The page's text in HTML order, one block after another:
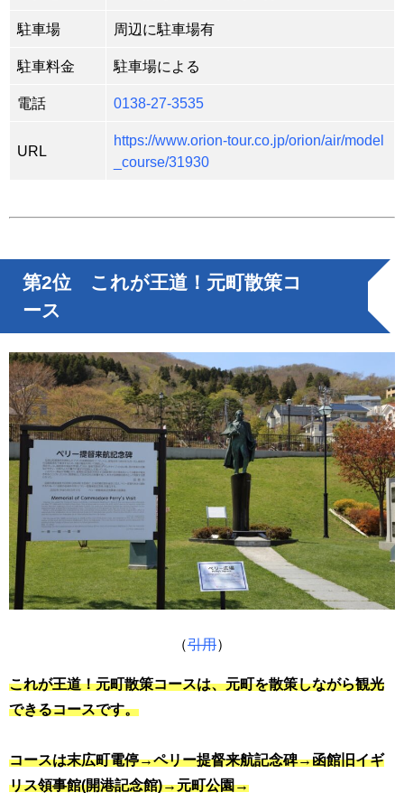
駐車場 周辺に駐車場有
駐車料金 駐車場による
電話 0138-27-3535
URL
https://www.orion-tour.co.jp/orion/air/model
_course/31930
第2位 これが王道！元町散策コ
ース
（引用）
これが王道！元町散策コースは、元町を散策しながら観光
できるコースです。
コースは末広町電停→ペリー提督来航記念碑→函館旧イギ
リス領事館(開港記念館)→元町公園→